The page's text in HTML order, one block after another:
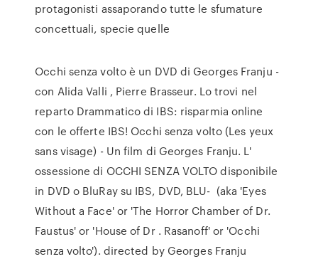
protagonisti assaporando tutte le sfumature
concettuali, specie quelle
Occhi senza volto è un DVD di Georges Franju -
con Alida Valli , Pierre Brasseur. Lo trovi nel
reparto Drammatico di IBS: risparmia online
con le offerte IBS! Occhi senza volto (Les yeux
sans visage) - Un film di Georges Franju. L'
ossessione di OCCHI SENZA VOLTO disponibile
in DVD o BluRay su IBS, DVD, BLU- (aka 'Eyes
Without a Face' or 'The Horror Chamber of Dr.
Faustus' or 'House of Dr . Rasanoff' or 'Occhi
senza volto'). directed by Georges Franju